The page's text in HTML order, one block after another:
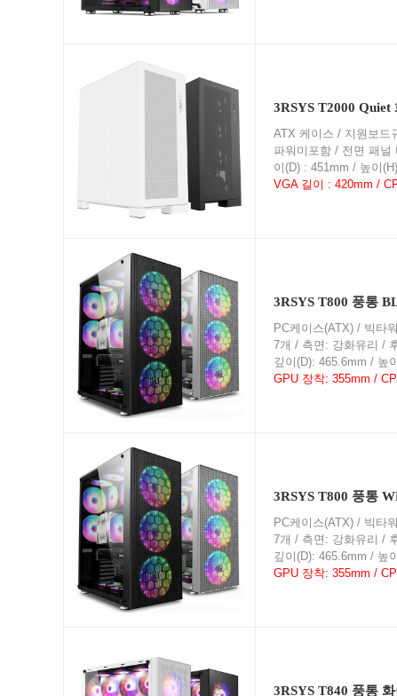
3RSYS T2000 Quiet
ATX 케이스 / 지원보드
파워미포함 / 전면 패
이(D) : 451mm / 높이
VGA 길이 : 420mm /
3RSYS T800 풍통
PC케이스(ATX) / 빅타
7개 / 측면: 강화유리 /
깊이(D): 465.6mm / 높
GPU 장착: 355mm /
3RSYS T800 풍통
PC케이스(ATX) / 빅타
7개 / 측면: 강화유리 /
깊이(D): 465.6mm / 높
GPU 장착: 355mm /
3RSYS T840 풍통